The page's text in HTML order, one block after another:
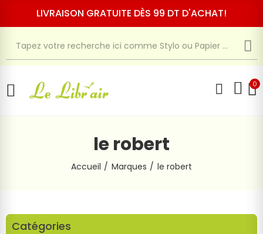
LIVRAISON GRATUITE DÈS 99 DT D'ACHAT!
0
le robert
Accueil Marques le robert
Catégories